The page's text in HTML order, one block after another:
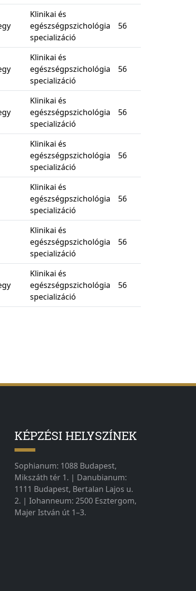
Klinikai és
egészségpszichológia
specializáció
56
Klinikai és
egészségpszichológia
specializáció
56
Klinikai és
egészségpszichológia
specializáció
56
Klinikai és
egészségpszichológia
specializáció
56
Klinikai és
egészségpszichológia
specializáció
56
Klinikai és
egészségpszichológia
specializáció
56
Klinikai és
egészségpszichológia
specializáció
56
KÉPZÉSI HELYSZÍNEK
Sophianum: 1088 Budapest,
Mikszáth tér 1. | Danubianum:
1111 Budapest, Bertalan Lajos u.
2. | Iohanneum: 2500 Esztergom,
Majer István út 1–3.